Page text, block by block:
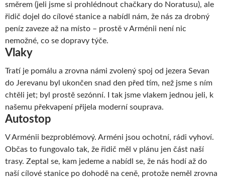
směrem (jeli jsme si prohlédnout chačkary do Noratusu), ale
řidič dojel do cílové stanice a nabídl nám, že nás za drobný
peníz zaveze až na místo – prostě v Arménii není nic
nemožné, co se dopravy týče.
Vlaky
Tratí je pomálu a zrovna námi zvolený spoj od jezera Sevan
do Jerevanu byl ukončen snad den před tím, než jsme s ním
chtěli jet; byl prostě sezónní. I tak jsme vlakem jednou jeli, k
našemu překvapení přijela moderní souprava.
Autostop
V Arménii bezproblémový. Arméni jsou ochotní, rádi vyhoví.
Občas to fungovalo tak, že řidič měl v plánu jen část naší
trasy. Zeptal se, kam jedeme a nabídl se, že nás hodí až do
naší cílové stanice po dohodě na ceně, protože neměl zrovna